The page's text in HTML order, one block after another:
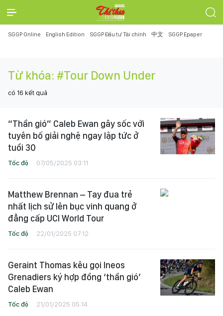
SGGP Online English Edition SGGP Đầu tư Tài chính 中文 SGGP Epaper
Từ khóa: #Tour Down Under
có 16 kết quả
“Thần gió” Caleb Ewan gây sốc với
tuyên bố giải nghệ ngay lập tức ở
tuổi 30
Tốc độ 07/05/2025 03:11
Matthew Brennan – Tay đua trẻ
nhất lịch sử lên bục vinh quang ở
đẳng cấp UCI World Tour
Tốc độ 22/01/2025 07:12
Geraint Thomas kêu gọi Ineos
Grenadiers ký hợp đồng ‘thần gió’
Caleb Ewan
Tốc độ 21/01/2025 05:14